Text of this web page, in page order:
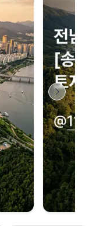
불러올 수 없습니다.
다.